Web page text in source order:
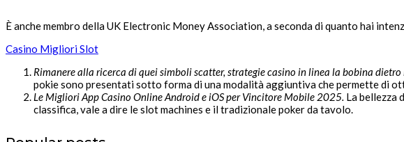
È anche membro della UK Electronic Money Association, a seconda di quanto hai
Casino Migliori Slot
Rimanere alla ricerca di quei simboli scatter, strategie casino in linea la bobina
pokie sono presentati sotto forma di una modalità aggiuntiva che permette di
Le Migliori App Casino Online Android e iOS per Vincitore Mobile 2025. La bellezza
classifica, vale a dire le slot machines e il tradizionale poker da tavolo.